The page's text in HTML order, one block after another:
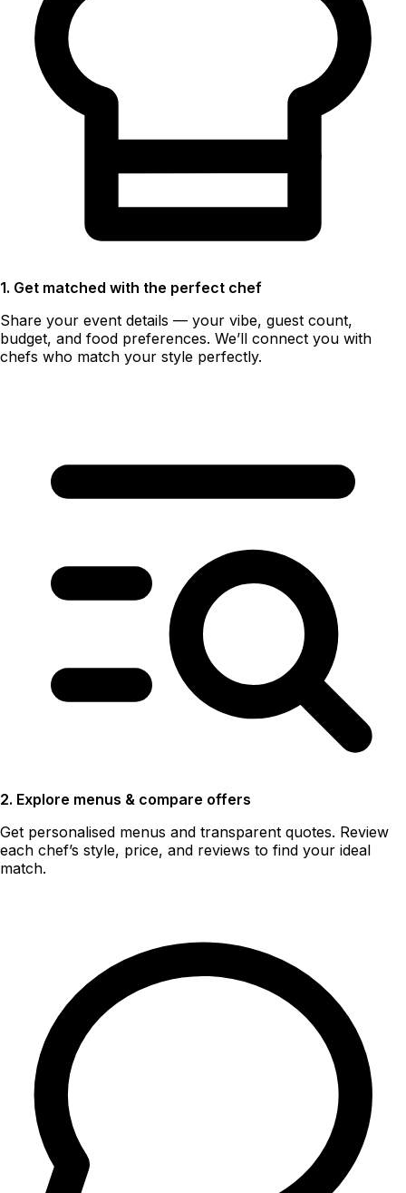
1. Get matched with the perfect chef
Share your event details — your vibe, guest count,
budget, and food preferences. We’ll connect you with
chefs who match your style perfectly.
2. Explore menus & compare offers
Get personalised menus and transparent quotes. Review
each chef’s style, price, and reviews to find your ideal
match.